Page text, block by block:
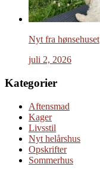
Nyt fra hønsehuset
juli 2, 2026
Kategorier
Aftensmad
Kager
Livsstil
Nyt helårshus
Opskrifter
Sommerhus